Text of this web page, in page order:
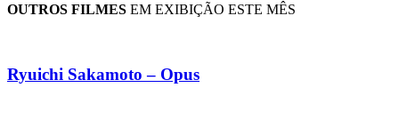
OUTROS FILMES EM EXIBIÇÃO ESTE MÊS
Ryuichi Sakamoto – Opus